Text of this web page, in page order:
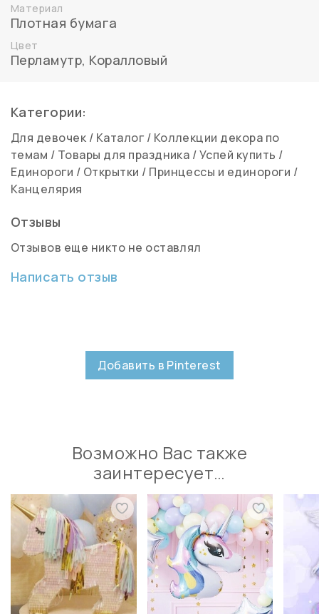
Материал
Плотная бумага
Цвет
Перламутр, Коралловый
Категории:
Для девочек / Каталог / Коллекции декора по
темам / Товары для праздника /Успей купить /
Единороги / Открытки / Принцессы и единороги /
Канцелярия
Отзывы
Отзывов еще никто не оставлял
Написать отзыв
Добавить в Pinterest
Возможно Вас также
заинтересует…